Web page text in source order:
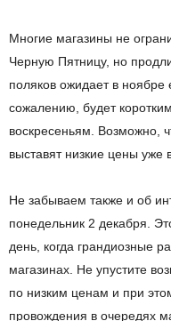
Многие магазины не
Черную Пятницу, но
поляков ожидает в
сожалению, будет
воскресеньям. Возможно,
выставят низкие цены уже
Не забываем также и об
понедельник 2 декабря.
день, когда грандиозные
магазинах. Не упустите
по низким ценам и при
провождения в очередях